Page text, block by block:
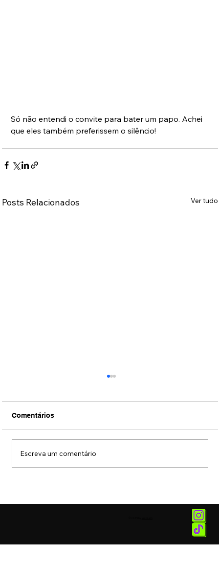
Só não entendi o convite para bater um papo. Achei
que eles também preferissem o silêncio!
Posts Relacionados Ver tudo
Comentários
Escreva um comentário